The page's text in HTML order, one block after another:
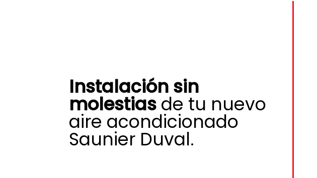
Instalación sin
molestiasde tu nuevo
aire acondicionado
Saunier Duval.